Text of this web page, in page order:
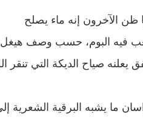
ظن الآخرون إنه ماء يصلح
فيه البوم، حسب وصف هيغل
صياح الديكة التي تنقر
ما يشبه البرقية الشعرية